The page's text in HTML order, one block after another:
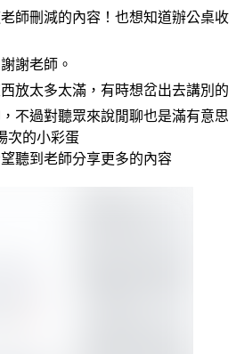
師刪減的內容！也想知道辦公桌收
謝老師。
放太多太滿，有時想岔出去講別的
不過對聽眾來說閒聊也是滿有意思
次的小彩蛋
聽到老師分享更多的內容